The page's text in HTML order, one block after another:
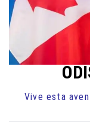
Vive esta